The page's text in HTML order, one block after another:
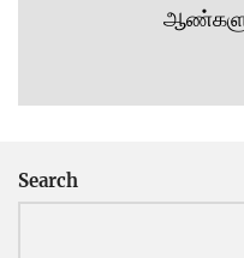
Search